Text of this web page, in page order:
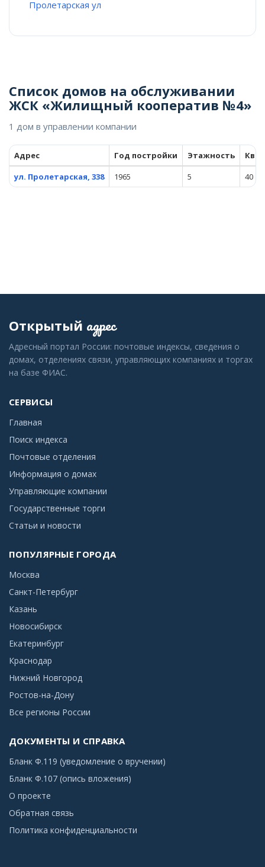
Пролетарская ул
Список домов на обслуживании
ЖСК «Жилищный кооператив №4»
1 дом в управлении компании
Адрес Год постройки Этажность
ул. Пролетарская, 338
1965 5 40
Открытый адрес
Адресный портал России: почтовые индексы, сведения о
домах, отделениях связи, управляющих компаниях и торгах
на базе ФИАС.
СЕРВИСЫ
Главная
Поиск индекса
Почтовые отделения
Информация о домах
Управляющие компании
Государственные торги
Статьи и новости
ПОПУЛЯРНЫЕ ГОРОДА
Москва
Санкт-Петербург
Казань
Новосибирск
Екатеринбург
Краснодар
Нижний Новгород
Ростов-на-Дону
Все регионы России
ДОКУМЕНТЫ И СПРАВКА
Бланк Ф.119 (уведомление о вручении)
Бланк Ф.107 (опись вложения)
О проекте
Обратная связь
Политика конфиденциальности